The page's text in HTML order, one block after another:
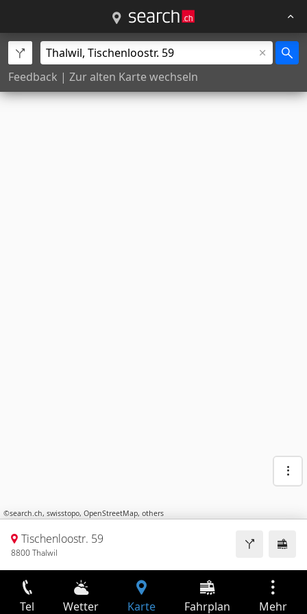
Feedback | Zur alten Karte wechseln
©search.ch, swisstopo, OpenStreetMap, others
Tischenloostr. 59
8800 Thalwil
Tel Wetter Karte Fahrplan Mehr